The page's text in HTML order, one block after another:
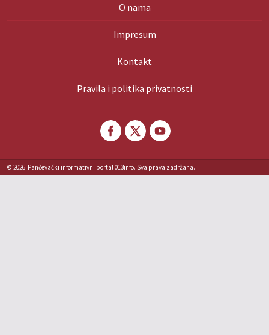
O nama
Impresum
Kontakt
Pravila i politika privatnosti
© 2026 Pančevački informativni portal 013info. Sva prava zadržana.